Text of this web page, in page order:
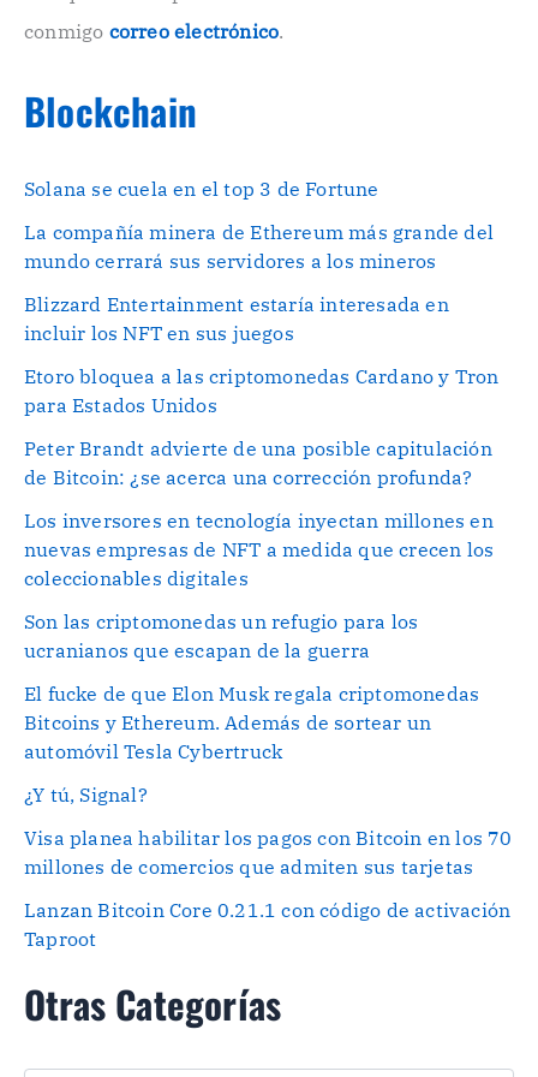
conmigo correo electrónico.
Blockchain
Solana se cuela en el top 3 de Fortune
La compañía minera de Ethereum más grande del
mundo cerrará sus servidores a los mineros
Blizzard Entertainment estaría interesada en
incluir los NFT en sus juegos
Etoro bloquea a las criptomonedas Cardano y Tron
para Estados Unidos
Peter Brandt advierte de una posible capitulación
de Bitcoin: ¿se acerca una corrección profunda?
Los inversores en tecnología inyectan millones en
nuevas empresas de NFT a medida que crecen los
coleccionables digitales
Son las criptomonedas un refugio para los
ucranianos que escapan de la guerra
El fucke de que Elon Musk regala criptomonedas
Bitcoins y Ethereum. Además de sortear un
automóvil Tesla Cybertruck
¿Y tú, Signal?
Visa planea habilitar los pagos con Bitcoin en los 70
millones de comercios que admiten sus tarjetas
Lanzan Bitcoin Core 0.21.1 con código de activación
Taproot
Otras Categorías